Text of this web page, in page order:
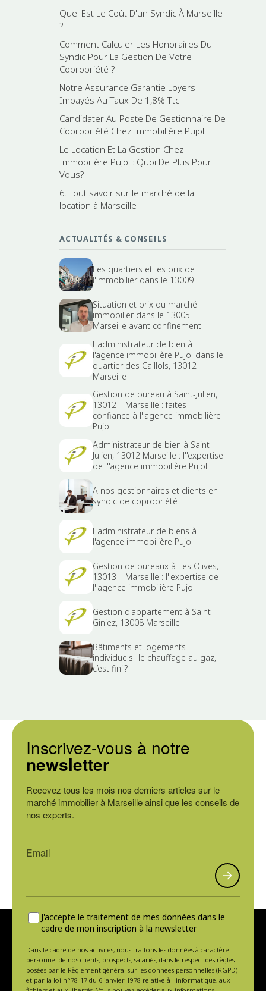
Quel Est Le Coût D'un Syndic À Marseille
?
Comment Calculer Les Honoraires Du
Syndic Pour La Gestion De Votre
Copropriété ?
Notre Assurance Garantie Loyers
Impayés Au Taux De 1,8% Ttc
Candidater Au Poste De Gestionnaire De
Copropriété Chez Immobilière Pujol
Le Location Et La Gestion Chez
Immobilière Pujol : Quoi De Plus Pour
Vous?
6. Tout savoir sur le marché de la
location à Marseille
ACTUALITÉS & CONSEILS
Les quartiers et les prix de
l'immobilier dans le 13009
Situation et prix du marché
immobilier dans le 13005
Marseille avant confinement
L'administrateur de bien à
l'agence immobilière Pujol dans le
quartier des Caillols, 13012
Marseille
Gestion de bureau à Saint-Julien,
13012 – Marseille : faites
confiance à l''agence immobilière
Pujol
Administrateur de bien à Saint-
Julien, 13012 Marseille : l''expertise
de l''agence immobilière Pujol
A nos gestionnaires et clients en
syndic de copropriété
L'administrateur de biens à
l'agence immobilière Pujol
Gestion de bureaux à Les Olives,
13013 – Marseille : l''expertise de
l''agence immobilière Pujol
Gestion d'appartement à Saint-
Giniez, 13008 Marseille
Bâtiments et logements
individuels : le chauffage au gaz,
c’est fini ?
Inscrivez-vous à notre
newsletter
Recevez tous les mois nos derniers articles sur le
marché immobilier à Marseille ainsi que les conseils de
nos experts.
J'accepte le traitement de mes données dans le
cadre de mon inscription à la newsletter
Dans le cadre de nos activités, nous traitons les données à caractère
personnel de nos clients, prospects, salariés, dans le respect des règles
posées par le Règlement général sur les données personnelles (RGPD)
et par la loi n°78-17 du 6 janvier 1978 relative à l'informatique, aux